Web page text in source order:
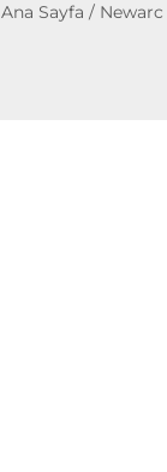
Ana Sayfa / Newarc